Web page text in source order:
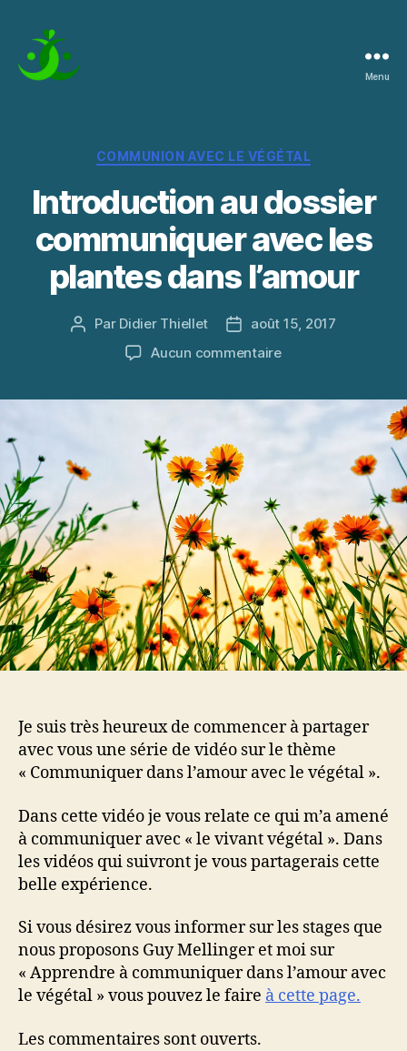
Menu
Catégories
COMMUNION AVEC LE VÉGÉTAL
Introduction au dossier
communiquer avec les
plantes dans l’amour
Auteur
Par Didier Thiellet
Dateaoût 15, 2017
Aucun commentairesur
dans
l’amour
Je suis très heureux de commencer à partager
avec vous une série de vidéo sur le thème
« Communiquer dans l’amour avec le végétal ».
Dans cette vidéo je vous relate ce qui m’a amené
à communiquer avec « le vivant végétal ». Dans
les vidéos qui suivront je vous partagerais cette
belle expérience.
Si vous désirez vous informer sur les stages que
nous proposons Guy Mellinger et moi sur
« Apprendre à communiquer dans l’amour avec
le végétal » vous pouvez le faire à cette page.
Les commentaires sont ouverts.